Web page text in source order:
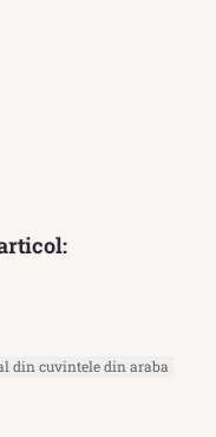
din cuvintele din araba